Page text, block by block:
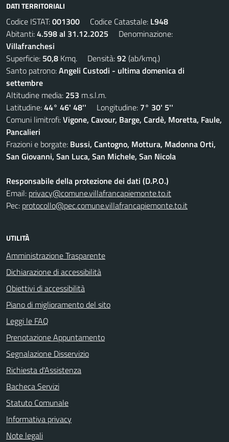
DATI TERRITORIALI
Codice ISTAT:001300 Codice Catastale: L948
Abitanti:4.598 al 31.12.2025 Denominazione:
Villafranchesi
Superficie: 50,8 Kmq. Densità:92 (ab/kmq.)
Santo patrono:Angeli Custodi - ultima domenica di
settembre
Altitudine media: 253 m.s.l.m.
Latitudine:44° 46' 48'' Longitudine: 7° 30' 5''
Comuni limitrofi:Vigone, Cavour, Barge, Cardè, Moretta, Faule,
Pancalieri
Frazioni e borgate: Bussi, Cantogno, Mottura, Madonna Orti,
San Giovanni, San Luca, San Michele, San Nicola
Responsabile della protezione dei dati (D.P.O.)
Email: privacy@comune.villafrancapiemonte.to.it
Pec: protocollo@pec.comune.villafrancapiemonte.to.it
UTILITÀ
Amministrazione Trasparente
Dichiarazione di accessibilità
Obiettivi di accessibilità
Piano di miglioramento del sito
Leggi le FAQ
Prenotazione Appuntamento
Segnalazione Disservizio
Richiesta d'Assistenza
Bacheca Servizi
Statuto Comunale
Informativa privacy
Note legali